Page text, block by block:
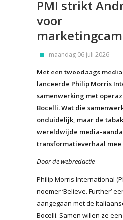
PMI strikt
voor
maandag 06 juli 2026
Met een tweedaags
lanceerde Philip Morris
samenwerking met
Bocelli. Wat die
onduidelijk, maar de
wereldwijde media-
transformatieverhaal mee
Door de webredactie
Philip Morris International
noemer ‘Believe. Further’
aangegaan met de
Bocelli. Samen willen ze